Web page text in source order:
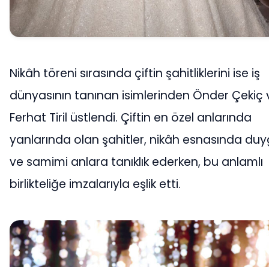
Nikâh töreni sırasında çiftin şahitliklerini ise iş
dünyasının tanınan isimlerinden Önder Çekiç
Ferhat Tiril üstlendi. Çiftin en özel anlarında
yanlarında olan şahitler, nikâh esnasında
ve samimi anlara tanıklık ederken, bu anlamlı
birlikteliğe imzalarıyla eşlik etti.